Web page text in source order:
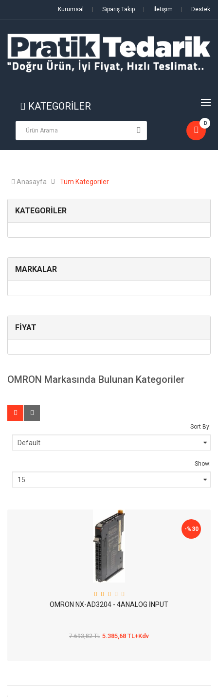
Kurumsal Sipariş Takip İletişim Destek
KATEGORİLER
0
Anasayfa Tüm Kategoriler
KATEGORİLER
MARKALAR
FİYAT
OMRON Markasında Bulunan Kategoriler
Sort By:
Show:
-%30
OMRON NX-AD3204 - 4ANALOG İNPUT
7.693,82 TL 5.385,68 TL+Kdv